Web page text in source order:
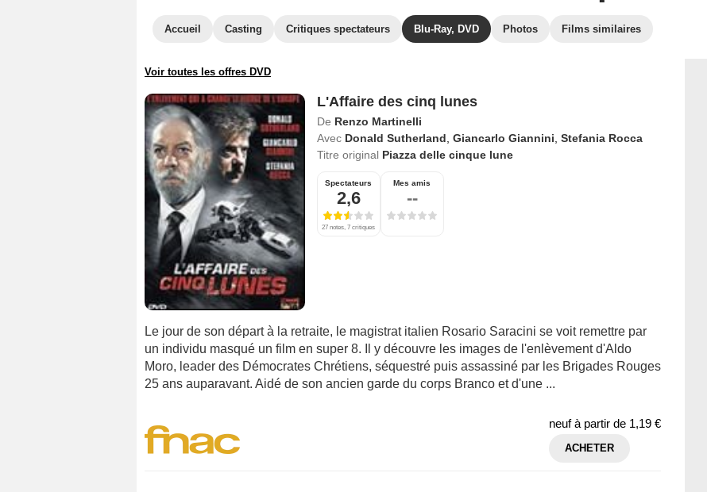
Accueil Casting Critiques spectateurs Blu-Ray, DVD Photos Films similaires
Voir toutes les offres DVD
L'Affaire des cinq lunes
De Renzo Martinelli
Avec Donald Sutherland Giancarlo Giannini Stefania Rocca
Titre original Piazza delle cinque lune
Spectateurs
2,6
27 notes, 7 critiques
Mes amis
--
Le jour de son départ à la retraite, le magistrat italien Rosario Saracini se voit remettre par
un individu masqué un film en super 8. Il y découvre les images de l'enlèvement d'Aldo
Moro, leader des Démocrates Chrétiens, séquestré puis assassiné par les Brigades Rouges
25 ans auparavant. Aidé de son ancien garde du corps Branco et d'une ...
neuf à partir de 1,19 €
ACHETER